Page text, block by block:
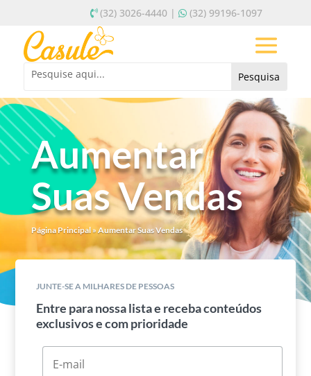
(32) 3026-4440 | (32) 99196-1097
Aumentar
Suas Vendas
Página Principal» Aumentar Suas Vendas
JUNTE-SE A MILHARES DE PESSOAS
Entre para nossa lista e receba conteúdos
exclusivos e com prioridade